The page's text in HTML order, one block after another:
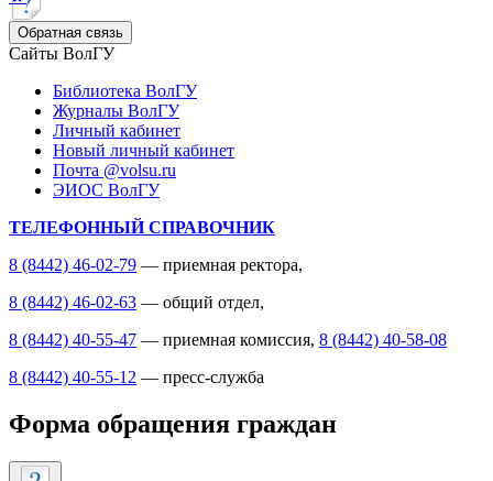
Обратная связь
Сайты ВолГУ
Библиотека ВолГУ
Журналы ВолГУ
Личный кабинет
Новый личный кабинет
Почта @volsu.ru
ЭИОС ВолГУ
ТЕЛЕФОННЫЙ СПРАВОЧНИК
8 (8442) 46-02-79 — приемная ректора,
8 (8442) 46-02-63 — общий отдел,
8 (8442) 40-55-47 — приемная комиссия, 8 (8442) 40-58-08
8 (8442) 40-55-12 — пресс-служба
Форма обращения граждан